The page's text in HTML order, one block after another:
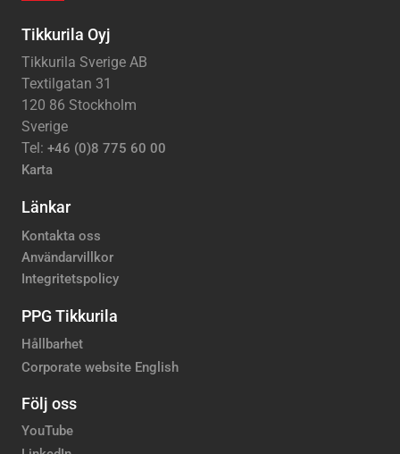
Tikkurila Oyj
Tikkurila Sverige AB
Textilgatan 31
120 86 Stockholm
Sverige
Tel: +46 (0)8 775 60 00
Karta
Länkar
Kontakta oss
Användarvillkor
Integritetspolicy
PPG Tikkurila
Hållbarhet
Corporate website English
Följ oss
YouTube